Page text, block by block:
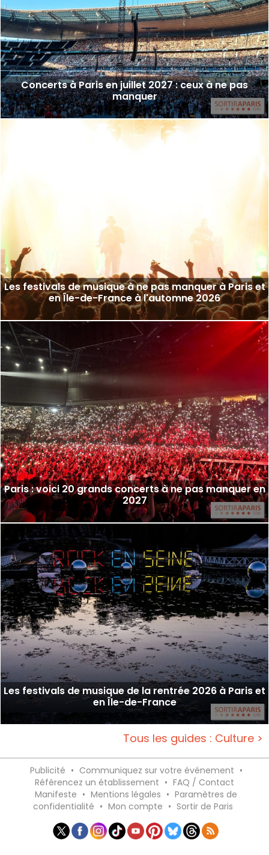
Concerts à Paris en juillet 2027 : ceux à ne pas
manquer
Les festivals de musique à ne pas manquer à Paris et
en Île-de-France à l'automne 2026
Paris : voici 20 grands concerts à ne pas manquer en
2027
Les festivals de musique de la rentrée 2026 à Paris et
en Île-de-France
Tous les guides : Culture >
Publicité • Communiquez sur votre événement •
Référencez un établissement • FAQ / Contact
Manifeste • Mentions légales • Paramètres de
confidentialité • Mon compte • Sortir de Paris